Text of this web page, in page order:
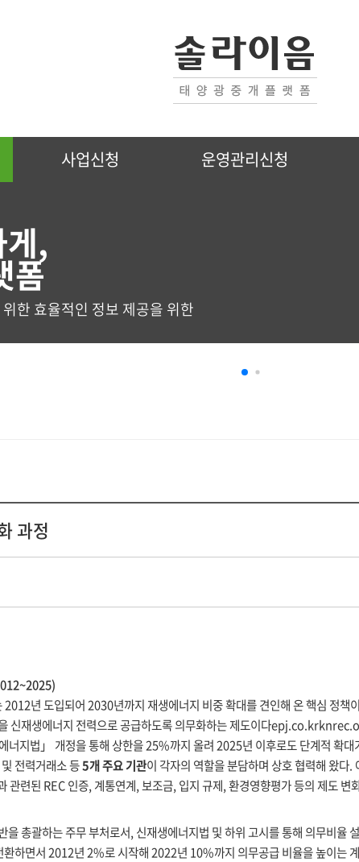
사업신청 운영관리신청
분양물건 리스트 분양물건 등록하기
RE100신청
CMI 태양광보험가입신청 tax (세무서비스)
매수신청 명의이전신청
공지사항 자주묻는질문
1:1무료상담
,
폼
한 효율적인 정보 제공을 위한
과정
년 도입되어 2030년까지 재생에너지 비중 확대를 견인해 온 핵심 정책
신재생에너지 전력으로 공급하도록 의무화하는 제도이다epj.co.kr
지법」 개정을 통해 상한을 25%까지 올려 2025년 이후로도 단계적 확대
전력거래소 등5개 주요 기관이 각자의 역할을 분담하며 상호 협력해 왔다
관련된 REC 인증, 계통연계, 보조금, 입지 규제, 환경영향평가 등의 제도
총괄하는 주무 부처로서, 신재생에너지법 및 하위 고시를 통해 의무비
하면서 2012년 2%로 시작해 2022년 10%까지 의무공급 비율을 높이는